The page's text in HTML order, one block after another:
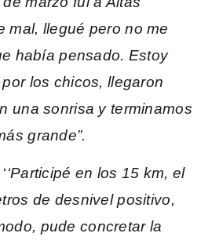
mal, llegué pero no me
había pensado. Estoy
los chicos, llegaron
una sonrisa y terminamos
grande”.
‘Participé en los 15 km, el
de desnivel positivo,
pude concretar la